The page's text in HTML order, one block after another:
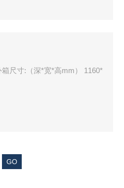
尺寸:（深*宽*高mm） 1160*